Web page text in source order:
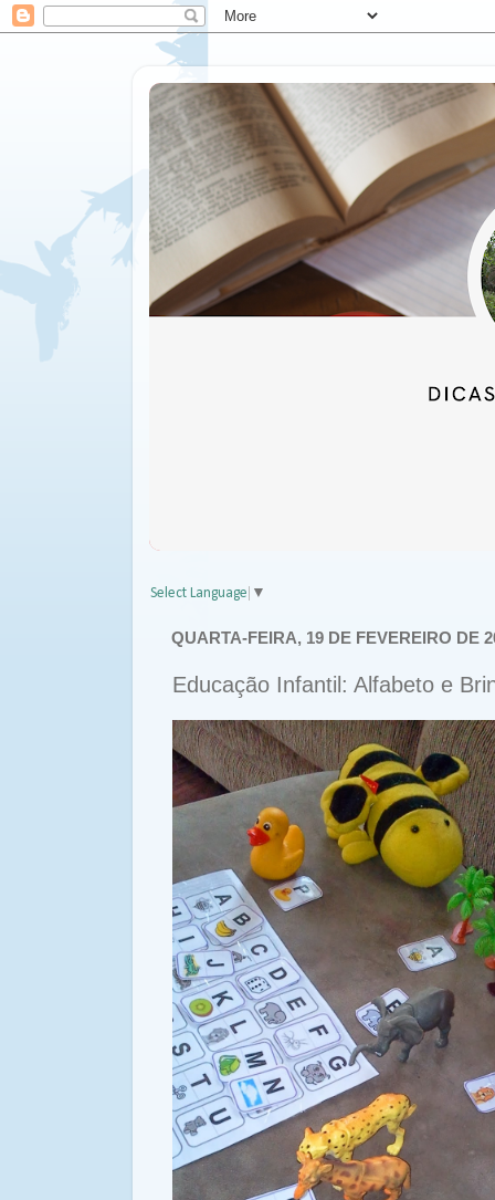
Select Language ▼
QUARTA-FEIRA, 19 DE FEVEREIRO DE
Educação Infantil: Alfabeto e